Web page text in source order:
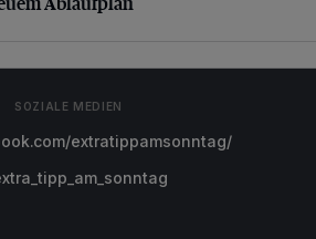
SOZIALE MEDIEN
extratippamsonntag/